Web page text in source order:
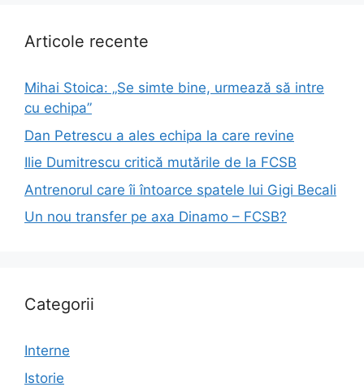
Articole recente
Mihai Stoica: „Se simte bine, urmează să intre
cu echipa”
Dan Petrescu a ales echipa la care revine
Ilie Dumitrescu critică mutările de la FCSB
Antrenorul care îi întoarce spatele lui Gigi Becali
Un nou transfer pe axa Dinamo – FCSB?
Categorii
Interne
Istorie